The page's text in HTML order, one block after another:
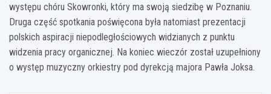
występu chóru Skowronki, który ma swoją siedzibę w Poznaniu.
Druga część spotkania poświęcona była natomiast prezentacji
polskich aspiracji niepodległościowych widzianych z punktu
widzenia pracy organicznej. Na koniec wieczór został uzupełniony
o występ muzyczny orkiestry pod dyrekcją majora Pawła Joksa.